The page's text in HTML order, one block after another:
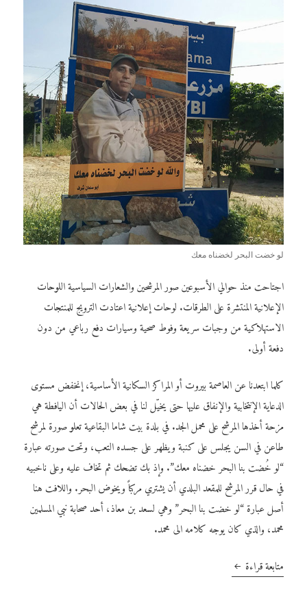
لو خضت البحر لخضناه معك
اجتاحت منذ حوالي الأسبوعين صور المرشحين والشعارات السياسية اللوحات
الإعلانية المنتشرة على الطرقات. لوحات إعلانية اعتادت الترويج للمنتجات
الاستهلاكية من وجبات سريعة وفوط صحية وسيارات دفع رباعي من دون
دفعة أولى.
كلما ابتعدنا عن العاصمة بيروت أو المراكز السكانية الأساسية، إنخفض مستوى
الدعاية الإنتخابية والإنفاق عليها حتى يخيّل لنا في بعض الحالات أن اليافطة هي
مزحة أخذها المرشح على محمل الجد. في بلدة بيت شاما البقاعية تعلو صورة لمرشح
طاعن في السن يجلس على كنبة ويظهر على جسده التعب، وتحت صورته عبارة
“لو خُضت بنا البحر خضناه معك”. وإذ بك تضحك ثم تخاف عليه وعلى ناخبيه
في حال قرر المرشح للمقعد البلدي أن يشتري مركباً ويخوض البحر. واللافت هنا
أصل عبارة “لو خضت بنا البحر” وهي لسعد بن معاذ، أحد صحابة نبي المسلمين
محمد، والذي كان يوجه كلامه الى محمد.
متابعة قراءة الفضل للي جامعنا.. الفضل للمرحوم: الشخصية السلطوية في الإنتخابات